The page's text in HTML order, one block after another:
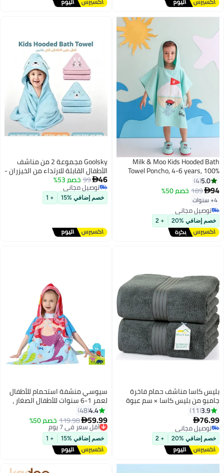
Milk & Moo Kids Hooded Bath
Towel Poncho, 4-6 years, 100%
Cotton, Beach Changing Robe for
Kids, Open Sided, Ultra Soft and
Absorbent Beach Towel Poncho,
One Size, 57x61 cm, Sailor Octopus
Design
5.0
4
94
189 خصم 50%
4+ سنوات
توصيل مجاني
توصيل مجاني
خصم إضافي %20 + 2
Goolsky مجموعة 2 من مناشف
الأطفال القابلة للارتداء من الخيزران -
منشفة استحمام ناعمة فاخرة
لحوض الاستحمام للأطفال، حديثي
الولادة، الرضع - فائقة الامتصاص،
منشفة طبيعية للأطفال للأولاد
46
99 خصم 53%
توصيل مجاني
توصيل مجاني
خصم إضافي %15 + 1
بليس كاسا مناشف حمام فاخرة
جامبو من بليس كاسا × سم عبوة
قطن % عالية الامتصاص وسريعة
الجفاف طقم مناشف حمام فندقية
3.9
11
76.99
توصيل مجاني
توصيل مجاني
خصم إضافي %20 + 2
سيوسي منشفة استحمام للأطفال
لعمر 1-6 سنوات للأطفال الصغار ،
قطعة واحدة من منشفة أطفال
بغطاء للرأس ، منشفة استحمام من
الألياف الدقيقة ، رداء حمام ناعم
للغاية ، رداء حمام للأولاد والبنات
4.4
48
59.99
119.98خصم 50% أقل سعر في 7 يوم
توصيل مجاني
أقل سعر في 7 يوم
خصم إضافي %15 + 1